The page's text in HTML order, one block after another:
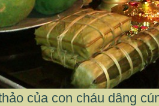
của con cháu dâng